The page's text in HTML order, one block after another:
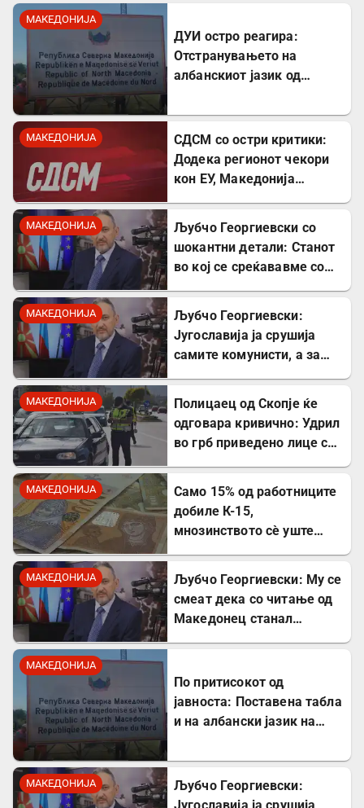
МАКЕДОНИЈА
ДУИ остро реагира:
Отстранувањето на
албанскиот јазик од
тешка провокација
МАКЕДОНИЈА
СДСМ со остри критики:
Додека регионот чекори
кон ЕУ, Македонија
МАКЕДОНИЈА
Љубчо Георгиевски со
шокантни детали: Станот
во кој се среќававме со
МАКЕДОНИЈА
Љубчо Георгиевски:
Југославија ја срушија
самите комунисти, а за
молчеа освен мене
МАКЕДОНИЈА
Полицаец од Скопје ќе
одговара кривично: Удрил
во грб приведено лице со
МАКЕДОНИЈА
Само 15% од работниците
добиле К-15,
мнозинството сè уште
МАКЕДОНИЈА
Љубчо Георгиевски: Му се
смеат дека со читање од
Македонец станал
интелектуалец
МАКЕДОНИЈА
По притисокот од
јавноста: Поставена табла
и на албански јазик на
МАКЕДОНИЈА
Љубчо Георгиевски: